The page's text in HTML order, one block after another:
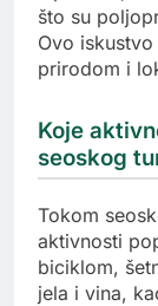
što su
Ovo
prirodom i
Koje
seoskog
Tokom
aktivnosti
biciklom,
jela i vina,